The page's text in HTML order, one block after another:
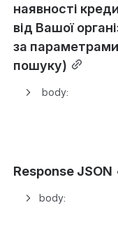
наявності
від Вашої
за
пошуку)
body:
Response JSON
body: